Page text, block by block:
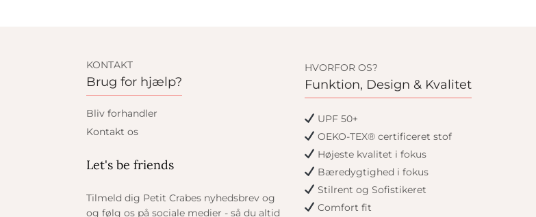
KONTAKT
Brug for hjælp?
Bliv forhandler
Kontakt os
Let's be friends
Tilmeld dig Petit Crabes nyhedsbrev og
og følg os på sociale medier - så du altid
HVORFOR OS?
Funktion, Design & Kvalitet
UPF 50+
OEKO-TEX® certificeret stof
Højeste kvalitet i fokus
Bæredygtighed i fokus
Stilrent og Sofistikeret
Comfort fit